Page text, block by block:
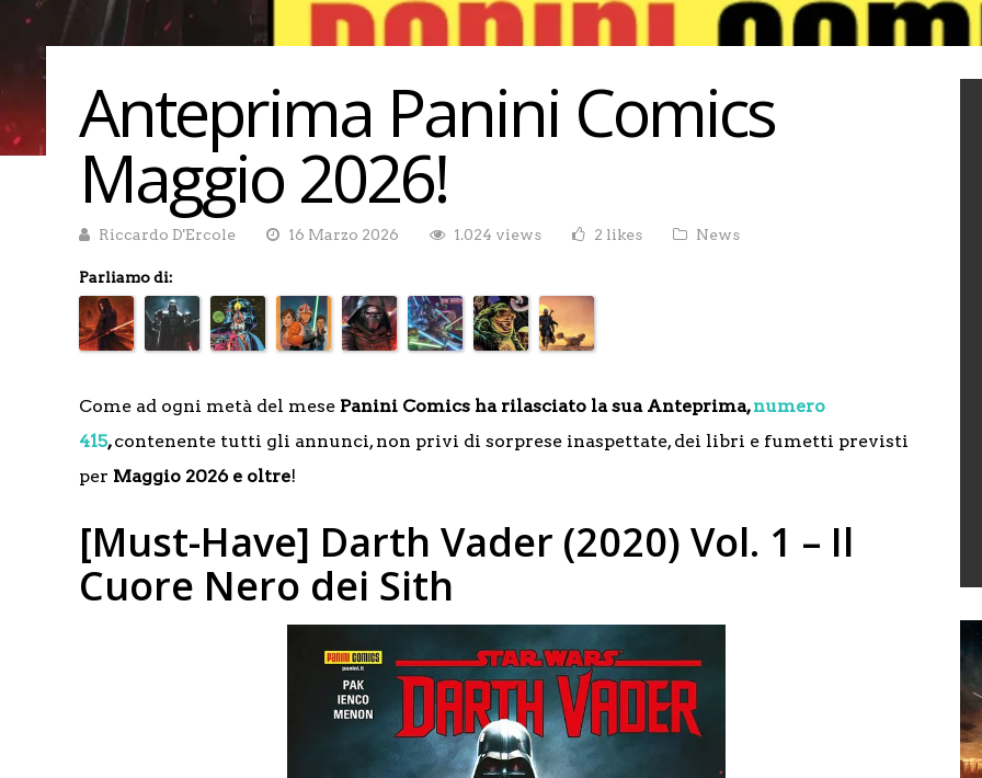
Anteprima Panini Comics
Maggio 2026!
Riccardo D'Ercole 16 Marzo 2026 1.024 views 2 likes News
Parliamo di:
Come ad ogni metà del mese Panini Comics ha rilasciato la sua Anteprima,numero
415, contenente tutti gli annunci, non privi di sorprese inaspettate, dei libri e fumetti previsti
per Maggio 2026 e oltre!
[Must-Have] Darth Vader (2020) Vol. 1 – Il
Cuore Nero dei Sith